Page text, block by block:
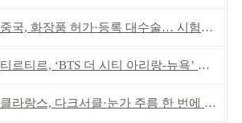
중국, 화장품 허가·등록 대수술… 시험자료 공용 허용
티르티르, ‘BTS 더 시티 아리랑-뉴욕’ 참여
클라랑스, 다크서클·눈가 주름 한 번에 더블 케어